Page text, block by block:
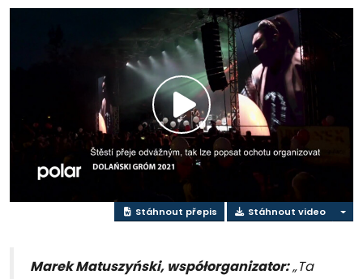
Přehrát
video
Stáhnout přepis Stáhnout video
Marek Matuszyński, współorganizator:„Ta